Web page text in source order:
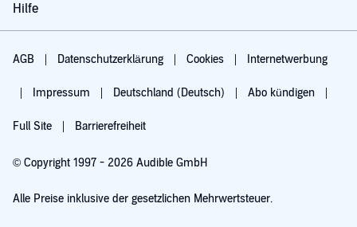
Hilfe
AGB Datenschutzerklärung Cookies Internetwerbung
Impressum Deutschland (Deutsch) Abo kündigen
Full Site Barrierefreiheit
© Copyright 1997 - 2026 Audible GmbH
Alle Preise inklusive der gesetzlichen Mehrwertsteuer.